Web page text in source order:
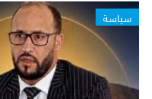
سياسة